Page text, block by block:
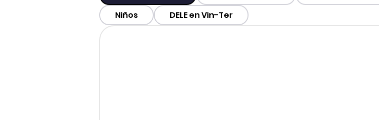
Niños
DELE en Vin-Ter